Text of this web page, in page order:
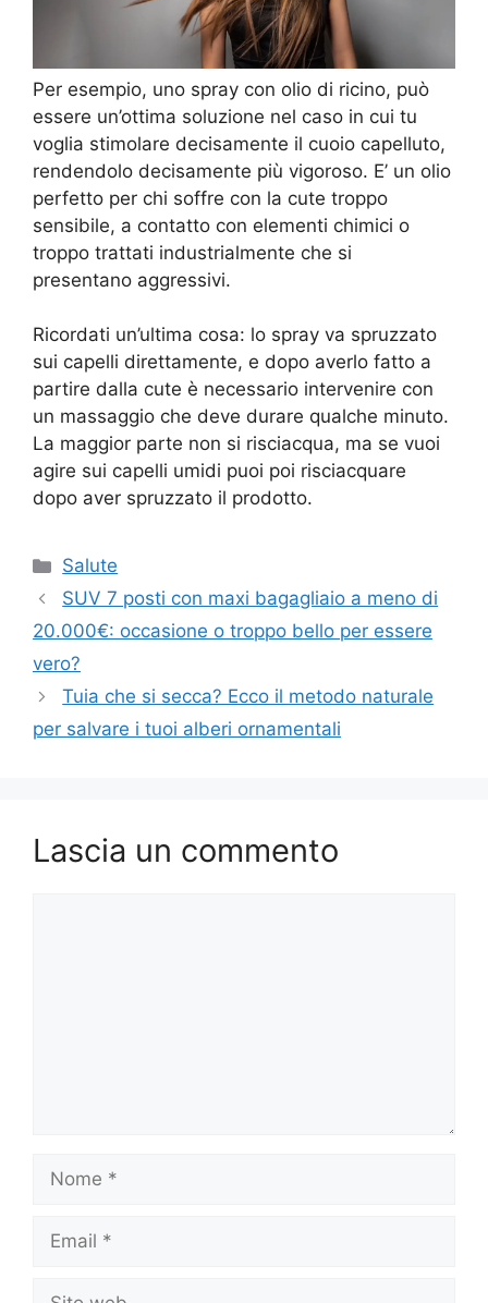
Per esempio, uno spray con olio di ricino, può
essere un’ottima soluzione nel caso in cui tu
voglia stimolare decisamente il cuoio capelluto,
rendendolo decisamente più vigoroso. E’ un olio
perfetto per chi soffre con la cute troppo
sensibile, a contatto con elementi chimici o
troppo trattati industrialmente che si
presentano aggressivi.
Ricordati un’ultima cosa: lo spray va spruzzato
sui capelli direttamente, e dopo averlo fatto a
partire dalla cute è necessario intervenire con
un massaggio che deve durare qualche minuto.
La maggior parte non si risciacqua, ma se vuoi
agire sui capelli umidi puoi poi risciacquare
dopo aver spruzzato il prodotto.
Categorie
Salute
SUV 7 posti con maxi bagagliaio a meno di
20.000€: occasione o troppo bello per essere
vero?
Tuia che si secca? Ecco il metodo naturale
per salvare i tuoi alberi ornamentali
Lascia un commento
Nome
Email
Sito